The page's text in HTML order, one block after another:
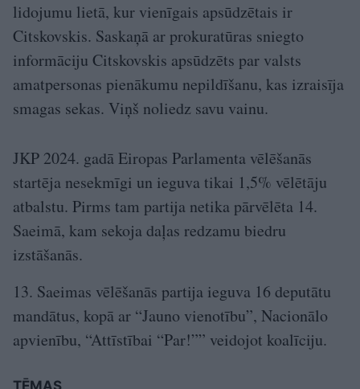
lidojumu lietā, kur vienīgais apsūdzētais ir
Citskovskis. Saskaņā ar prokuratūras sniegto
informāciju Citskovskis apsūdzēts par valsts
amatpersonas pienākumu nepildīšanu, kas izraisīja
smagas sekas. Viņš noliedz savu vainu.
JKP 2024. gadā Eiropas Parlamenta vēlēšanās
startēja nesekmīgi un ieguva tikai 1,5% vēlētāju
atbalstu. Pirms tam partija netika pārvēlēta 14.
Saeimā, kam sekoja daļas redzamu biedru
izstāšanās.
13. Saeimas vēlēšanās partija ieguva 16 deputātu
mandātus, kopā ar “Jauno vienotību”, Nacionālo
apvienību, “Attīstībai “Par!”” veidojot koalīciju.